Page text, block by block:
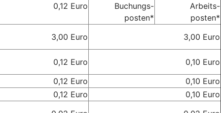
0,12 Euro
Buchungs-
posten*
Arbeits-
posten*
3,00 Euro
3,00 Euro
0,12 Euro
0,10 Euro
0,12 Euro
0,10 Euro
0,12 Euro
0,10 Euro